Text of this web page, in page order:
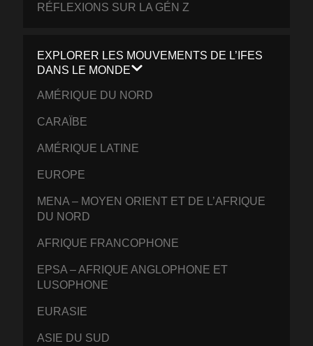
RÉFLEXIONS SUR LA GÉN Z
EXPLORER LES MOUVEMENTS DE L’IFES
DANS LE MONDE
AMÉRIQUE DU NORD
CARAÏBE
AMÉRIQUE LATINE
EUROPE
MENA – MOYEN ORIENT ET DE L’AFRIQUE
DU NORD
AFRIQUE FRANCOPHONE
EPSA – AFRIQUE ANGLOPHONE ET
LUSOPHONE
EURASIE
ASIE DU SUD